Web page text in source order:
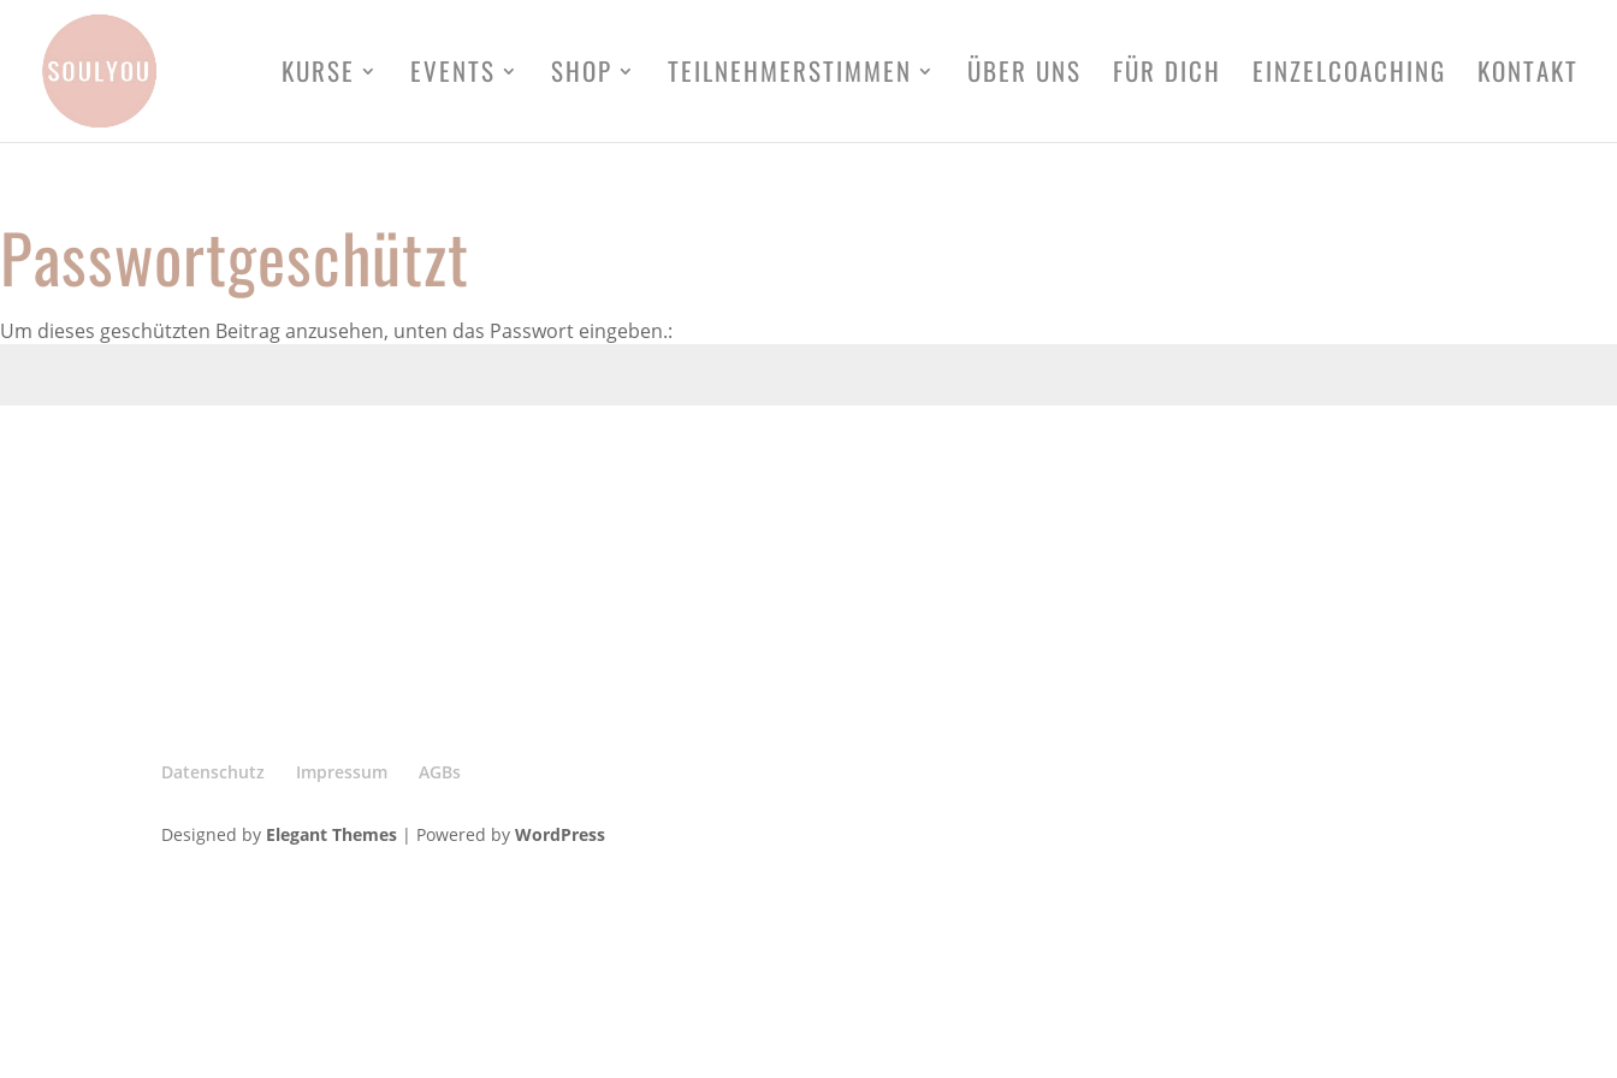
KURSE EVENTS SHOP TEILNEHMERSTIMMEN ÜBER UNS FÜR DICH EINZELCOACHING KONTAKT
Passwortgeschützt
Um dieses geschützten Beitrag anzusehen, unten das Passwort eingeben.:
Datenschutz Impressum AGBs
Designed by Elegant Themes | Powered byWordPress